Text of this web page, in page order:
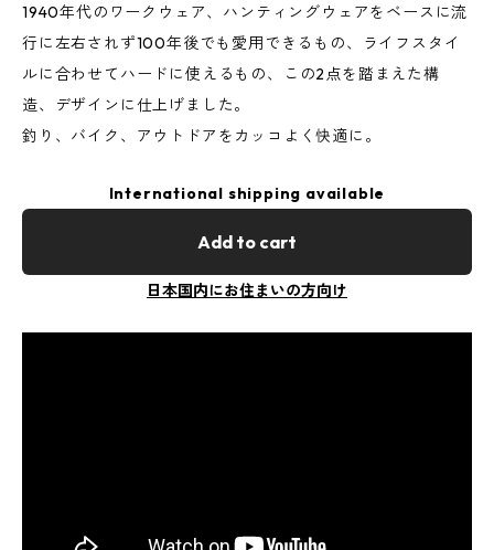
1940年代のワークウェア、ハンティングウェアをベースに流
行に左右されず100年後でも愛用できるもの、ライフスタイ
ルに合わせてハードに使えるもの、この2点を踏まえた構
造、デザインに仕上げました。
釣り、バイク、アウトドアをカッコよく快適に。
International shipping available
Add to cart
日本国内にお住まいの方向け